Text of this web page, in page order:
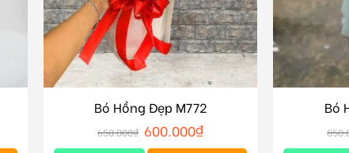
Bó Hồng Đẹp M772
650.000₫ 600.000₫
Bó